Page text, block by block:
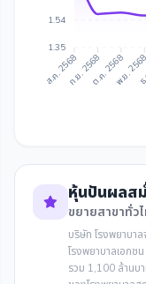
1.54
1.35
ส.ค. 2568ก.ย. 2568ต.ค. 2568
พ.ย.
หุ้นปันผลส
ขยายสาขาทั่ว
บริษัท โรงพยาบา
โรงพยาบาลเอกช
รวม 1,100 ล้านบ